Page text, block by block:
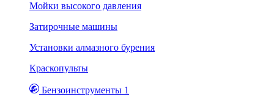
Мойки высокого давления
Затирочные машины
Установки алмазного бурения
Краскопульты
Бензоинструменты 1